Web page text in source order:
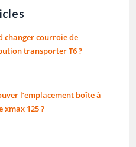
changer courroie de
transporter T6 ?
l’emplacement boîte à
xmax 125 ?